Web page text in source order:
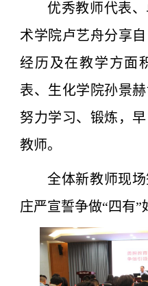
优秀教师代表
术学院卢艺舟分享
经历及在教学方面
表、生化学院孙景
努力学习、锻炼，
教师。
全体新教师现
庄严宣誓争做“四有”